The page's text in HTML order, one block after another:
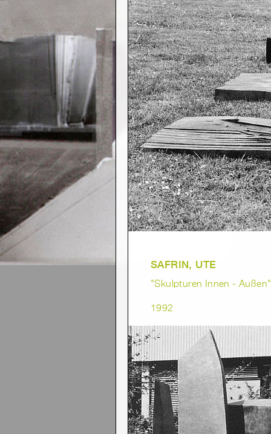
SAFRIN, UTE
"Skulpturen Innen - Außen"
1992